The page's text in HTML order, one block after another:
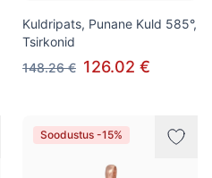
Kuldripats, Punane Kuld 585°,
Tsirkonid
148.26 € 126.02 €
Soodustus -15%